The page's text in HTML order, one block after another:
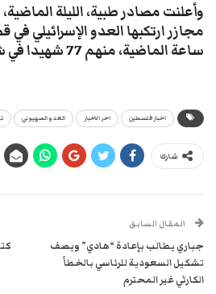
ساعة الماضية، منهم 77 شهيدا في شمال القطاع.
اخبار فلسطين اخر الاخبار العدو الصهيوني
شارك
المقال السابق
جباري يطالب بإعادة “هادي” ويصف
تشكيل السعودية للرئاسي بالخطأ
الكارثي غير المحترم